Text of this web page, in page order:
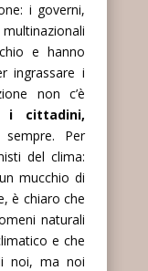
i governi,
e hanno
ingrassare i
non c’è
cittadini,
sempre. Per
del clima:
mucchio di
è chiaro che
naturali
e che
noi, ma noi